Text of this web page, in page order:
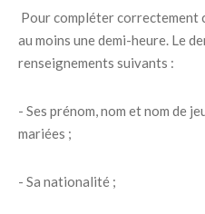
Pour compléter correctement
au moins une demi-heure. Le
renseignements suivants :
- Ses prénom, nom et nom de
mariées ;
- Sa nationalité ;